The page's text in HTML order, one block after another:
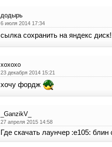
додырь
6 июля 2014 17:34
сылка сохранить на яндекс
хохохо
23 декабря 2014 15:21
хочу фордж
_GanzikV_
27 апреля 2015 14:58
Где скачать лаунчер :е105: блин